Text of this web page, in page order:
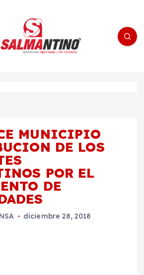
- medios/noticias/editorial
MUNICIPIO
DE LOS
POR EL
DE
diciembre 28, 2018